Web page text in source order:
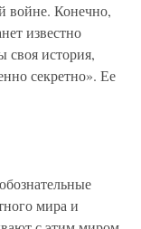
войне. Конечно,
известно
своя история,
секретно». Ее
мира и